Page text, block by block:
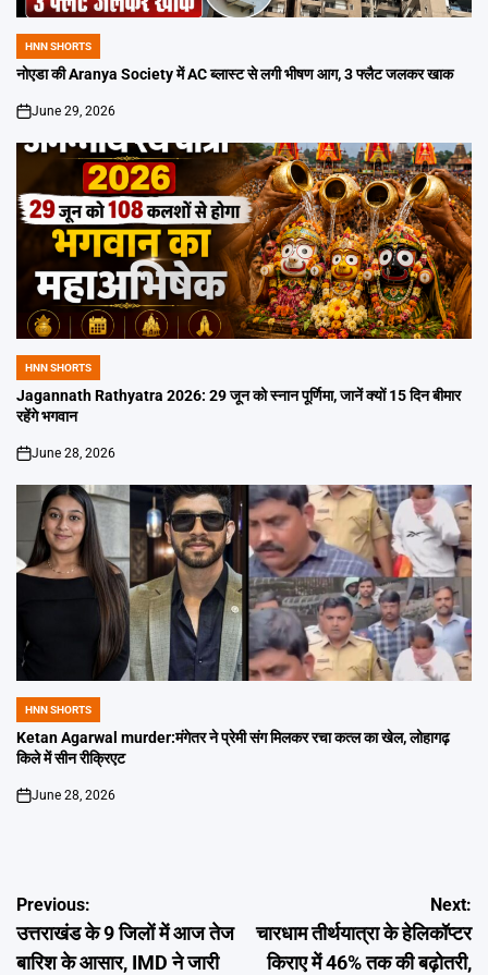
POSTED
IN
HNN SHORTS
नोएडा की Aranya Society में AC ब्लास्ट से लगी भीषण आग, 3 फ्लैट जलकर खाक
on
June 29, 2026
POSTED
IN
HNN SHORTS
Jagannath Rathyatra 2026: 29 जून को स्नान पूर्णिमा, जानें क्यों 15 दिन बीमार
रहेंगे भगवान
on
June 28, 2026
POSTED
IN
HNN SHORTS
Ketan Agarwal murder:मंगेतर ने प्रेमी संग मिलकर रचा कत्ल का खेल, लोहागढ़
किले में सीन रीक्रिएट
on
June 28, 2026
Post
navigation
Previous:
उत्तराखंड के 9 जिलों में आज तेज
बारिश के आसार, IMD ने जारी
Next:
चारधाम तीर्थयात्रा के हेलिकॉप्टर
किराए में 46% तक की बढ़ोतरी,